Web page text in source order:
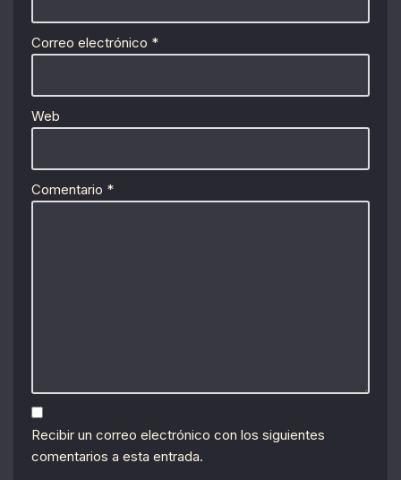
Correo electrónico *
Web
Comentario *
Recibir un correo electrónico con los siguientes
comentarios a esta entrada.